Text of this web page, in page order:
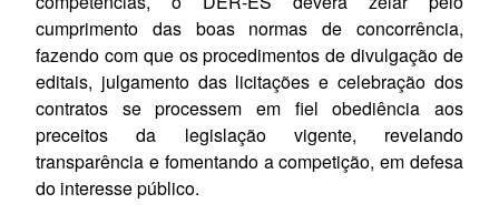
cumprimento das boas normas de concorrência,
fazendo com que os procedimentos de divulgação de
editais, julgamento das licitações e celebração dos
contratos se processem em fiel obediência aos
preceitos da legislação vigente, revelando
transparência e fomentando a competição, em defesa
do interesse público.